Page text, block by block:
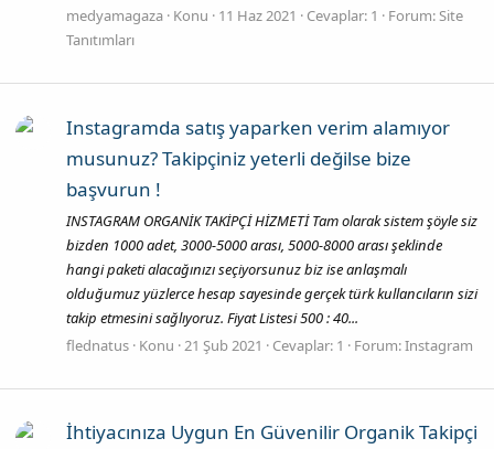
medyamagaza Konu 11 Haz 2021 Cevaplar: 1 Forum:Site
Tanıtımları
Instagramda satış yaparken verim alamıyor
musunuz? Takipçiniz yeterli değilse bize
başvurun !
INSTAGRAM ORGANİK TAKİPÇİ HİZMETİ Tam olarak sistem şöyle siz
bizden 1000 adet, 3000-5000 arası, 5000-8000 arası şeklinde
hangi paketi alacağınızı seçiyorsunuz biz ise anlaşmalı
olduğumuz yüzlerce hesap sayesinde gerçek türk kullancıların sizi
takip etmesini sağlıyoruz. Fiyat Listesi 500 : 40...
flednatus Konu 21 Şub 2021 Cevaplar: 1 Forum:Instagram
İhtiyacınıza Uygun En Güvenilir Organik Takipçi